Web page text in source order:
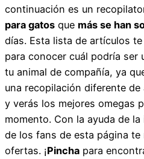
continuación es un
para gatos que más se han
días. Esta lista de artículos
para conocer cuál podría ser
tu animal de compañía, ya
una recopilación diferente
y verás los mejores omegas
momento. Con la ayuda de
de los fans de esta página
ofertas. ¡Pincha para